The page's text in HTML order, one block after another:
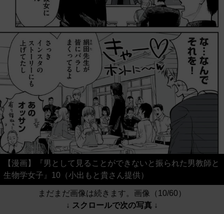
【漫画】『男として見ることができないと振られた男教師と
生物学女子』10（小出もと貴さん提供）
まだまだ画像は続きます。画像（10/60）
↓ スクロールで次の写真 ↓